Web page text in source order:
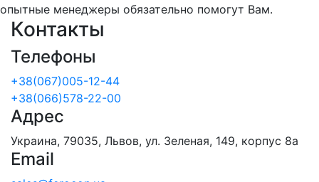
опытные менеджеры обязательно помогут Вам.
Контакты
Телефоны
+38(067)005-12-44
+38(066)578-22-00
Адрес
Украина, 79035, Львов, ул. Зеленая, 149, корпус 8а
Email